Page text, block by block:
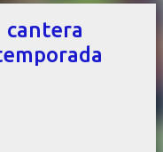
cantera